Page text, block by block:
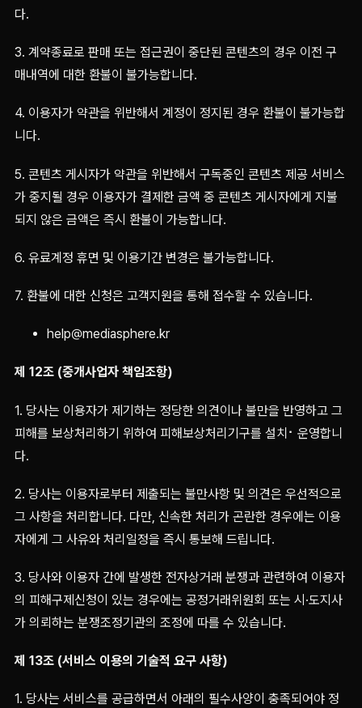
다.
3. 계약종료로 판매 또는 접근권이 중단된 콘텐츠의 경우 이전 구
매내역에 대한 환불이 불가능합니다.
4. 이용자가 약관을 위반해서 계정이 정지된 경우 환불이 불가능합
니다.
5. 콘텐츠 게시자가 약관을 위반해서 구독중인 콘텐츠 제공 서비스
가 중지될 경우 이용자가 결제한 금액 중 콘텐츠 게시자에게 지불
되지 않은 금액은 즉시 환불이 가능합니다.
6. 유료계정 휴면 및 이용기간 변경은 불가능합니다.
7. 환불에 대한 신청은 고객지원을 통해 접수할 수 있습니다.
help@mediasphere.kr
제 12조 (중개사업자 책임조항)
1. 당사는 이용자가 제기하는 정당한 의견이나 불만을 반영하고 그
피해를 보상처리하기 위하여 피해보상처리기구를 설치⠂운영합니
다.
2. 당사는 이용자로부터 제출되는 불만사항 및 의견은 우선적으로
그 사항을 처리합니다. 다만, 신속한 처리가 곤란한 경우에는 이용
자에게 그 사유와 처리일정을 즉시 통보해 드립니다.
3. 당사와 이용자 간에 발생한 전자상거래 분쟁과 관련하여 이용자
의 피해구제신청이 있는 경우에는 공정거래위원회 또는 시·도지사
가 의뢰하는 분쟁조정기관의 조정에 따를 수 있습니다.
제 13조 (서비스 이용의 기술적 요구 사항)
1. 당사는 서비스를 공급하면서 아래의 필수사양이 충족되어야 정